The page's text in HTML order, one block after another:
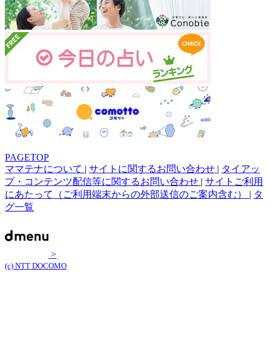
PAGETOP
ママテナについて | サイトに関するお問い合わせ | タイアッ
プ・コンテンツ配信等に関するお問い合わせ | サイトご利用
にあたって（ご利用端末からの外部送信のご案内含む） | タ
グ一覧
>
(c) NTT DOCOMO